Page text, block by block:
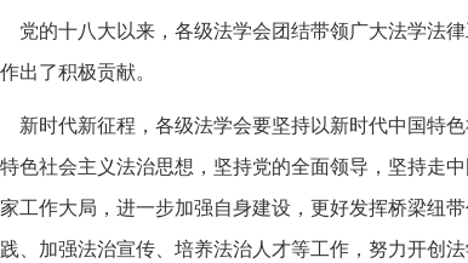
党的十八大以来，各级法学会团结带领广大法学法
出了积极贡献。
新时代新征程，各级法学会要坚持以新时代中国特
色社会主义法治思想，坚持党的全面领导，坚持走
工作大局，进一步加强自身建设，更好发挥桥梁纽
、加强法治宣传、培养法治人才等工作，努力开创